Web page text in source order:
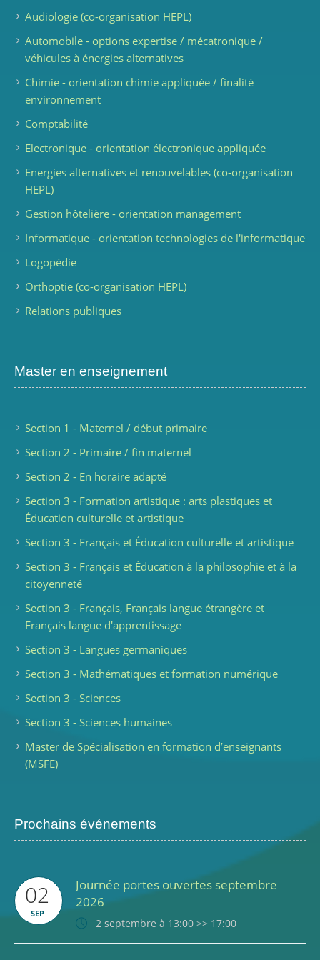
Audiologie (co-organisation HEPL)
Automobile - options expertise / mécatronique /
véhicules à énergies alternatives
Chimie - orientation chimie appliquée / finalité
environnement
Comptabilité
Electronique - orientation électronique appliquée
Energies alternatives et renouvelables (co-organisation
HEPL)
Gestion hôtelière - orientation management
Informatique - orientation technologies de l'informatique
Logopédie
Orthoptie (co-organisation HEPL)
Relations publiques
Master en enseignement
Section 1 - Maternel / début primaire
Section 2 - Primaire / fin maternel
Section 2 - En horaire adapté
Section 3 - Formation artistique : arts plastiques et
Éducation culturelle et artistique
Section 3 - Français et Éducation culturelle et artistique
Section 3 - Français et Éducation à la philosophie et à la
citoyenneté
Section 3 - Français, Français langue étrangère et
Français langue d'apprentissage
Section 3 - Langues germaniques
Section 3 - Mathématiques et formation numérique
Section 3 - Sciences
Section 3 - Sciences humaines
Master de Spécialisation en formation d’enseignants
(MSFE)
Prochains événements
02
SEP
Journée portes ouvertes septembre
2026
2 septembre à 13:00 >> 17:00